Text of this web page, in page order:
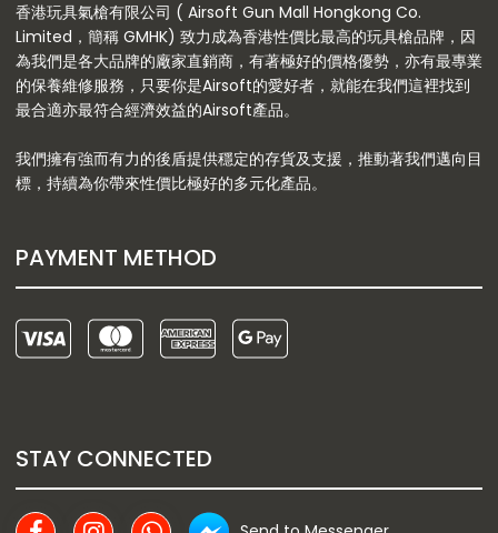
香港玩具氣槍有限公司 ( Airsoft Gun Mall Hongkong Co.
Limited，簡稱 GMHK) 致力成為香港性價比最高的玩具槍品牌，因
為我們是各大品牌的廠家直銷商，有著極好的價格優勢，亦有最專業
的保養維修服務，只要你是Airsoft的愛好者，就能在我們這裡找到
最合適亦最符合經濟效益的Airsoft產品。
我們擁有強而有力的後盾提供穩定的存貨及支援，推動著我們邁向目
標，持續為你帶來性價比極好的多元化產品。
PAYMENT METHOD
STAY CONNECTED